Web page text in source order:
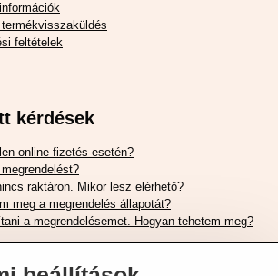
feltételek
kérdések
online fizetés esetén?
raktáron. Mikor lesz elérhető?
meg a megrendelés állapotát?
a megrendelésemet. Hogyan tehetem meg?